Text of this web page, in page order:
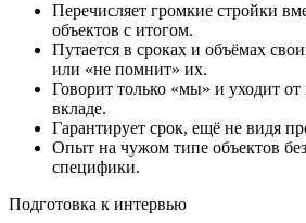
Перечисляет громкие стройки
объектов с итогом.
Путается в сроках и объёмах
или «не помнит» их.
Говорит только «мы» и уходит
вкладе.
Гарантирует срок, ещё не видя
Опыт на чужом типе объектов
специфики.
Подготовка к интервью